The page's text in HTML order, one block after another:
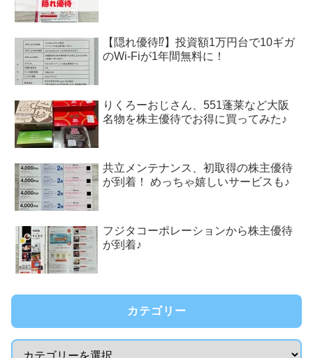
【隠れ優待⁉︎】投資額1万円台で10ギガ
のWi-Fiが1年間無料に！
りくろーおじさん、551蓬莱など大阪
名物を株主優待でお得に買ってみた♪
共立メンテナンス、初取得の株主優待
が到着！ めっちゃ嬉しいサービスも♪
フジタコーポレーションから株主優待
が到着♪
カテゴリー